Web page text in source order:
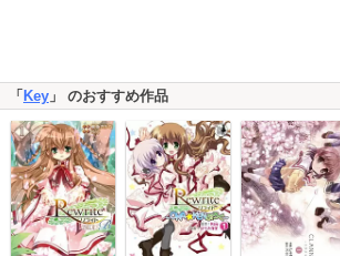
「Key 」 のおすすめ作品